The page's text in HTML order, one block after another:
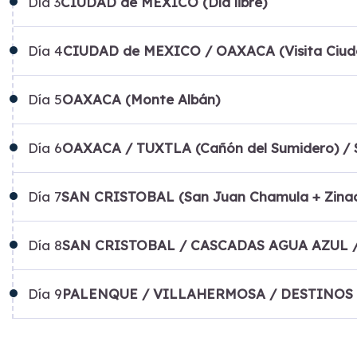
Día 4CIUDAD de MEXICO / OAXACA (Visita
Día 5OAXACA (Monte Albán)
Día 6OAXACA / TUXTLA (Cañón del Sumidero) /
Día 7SAN CRISTOBAL (San Juan Chamula +
Día 8SAN CRISTOBAL / CASCADAS AGUA
Día 9PALENQUE / VILLAHERMOSA / DESTINOS